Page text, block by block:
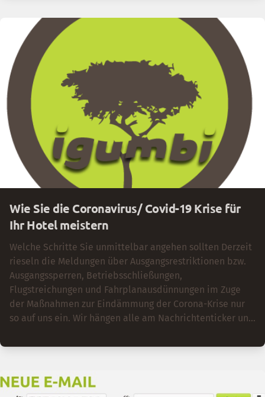
Wie Sie die Coronavirus/ Covid-19 Krise für
Ihr Hotel meistern
Welche Schritte Sie unmittelbar angehen sollten Derzeit
rieseln die Meldungen über Ausgangsrestriktionen bzw.
Ausgangssperren, Betriebsschließungen,
Flugstreichungen und Fahrplanausdünnungen im Zuge
der Maßnahmen zur Eindämmung der Corona-Krise nur
so auf uns ein. Wir hängen alle am Nachrichtenticker und
bewahren. Die Mitarbeiter/innen mussten wir in
durch die Krise zu kommen und mit den [Lockerungen
der Corona Maßnahamen in Post-Corona-Zeiten]